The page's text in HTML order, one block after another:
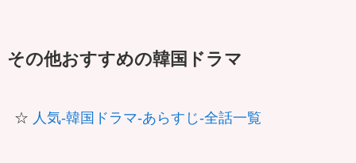
その他おすすめの韓国ドラマ
☆ 人気-韓国ドラマ-あらすじ-全話一覧